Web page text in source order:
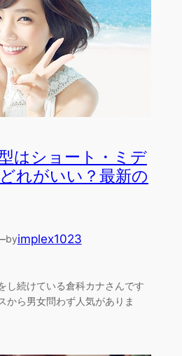
はショート・ミデ
れがいい？最新の
byimplex1023
し続けている倉科カナさんです
から男女問わず人気がありま